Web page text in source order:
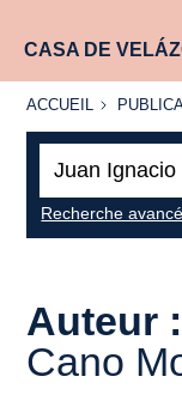
CASA DE
ACCUEIL
ACCUEIL
Recherche
Auteur
Cano